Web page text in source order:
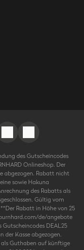
des Gutscheincodes
Onlineshop. Der
abgezogen. Rabatt nicht
sowie Hakuna
des Rabatts als
Gültig vom
Rabatt in Höhe von 25
de/angebote
DEAL25
der Kasse abgezogen.
Guthaben auf künftige